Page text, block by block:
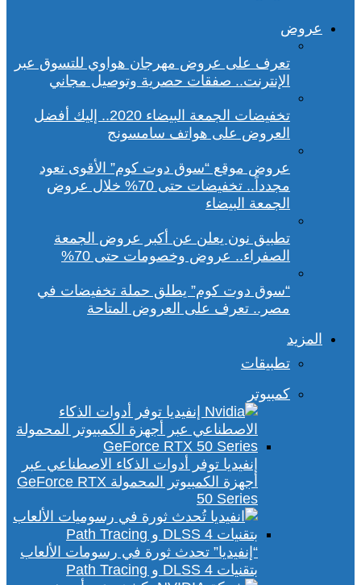
عروض
تعرف على عروض مهرجان هواوي للتسوق عبر
الإنترنت.. صفقات حصرية وتوصيل مجاني
تخفيضات الجمعة البيضاء 2020.. إليك أفضل
العروض على هواتف سامسونج
عروض موقع “سوق دوت كوم” الأقوى تعود
مجدداً.. تخفيضات حتى 70% خلال عروض
الجمعة البيضاء
تطبيق نون يعلن عن أكبر عروض الجمعة
الصفراء.. عروض وخصومات حتى 70%
“سوق دوت كوم” يطلق حملة تخفيضات في
مصر.. تعرف على العروض المتاحة
المزيد
تطبيقات
كمبيوتر
إنفيديا توفر أدوات الذكاء الاصطناعي عبر
أجهزة الكمبيوتر المحمولة GeForce RTX
50 Series
“إنفيديا” تحدث ثورة في رسومات الألعاب
بتقنيات DLSS 4 و Path Tracing